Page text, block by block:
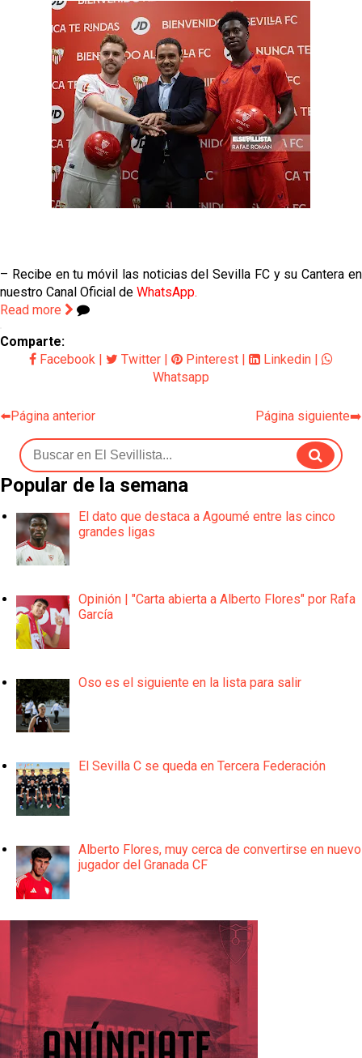
– Recibe en tu móvil las noticias del Sevilla FC y su Cantera en
nuestro Canal Oficial de WhatsApp.
Read more
Comparte:
Facebook
Twitter Pinterest Linkedin
Whatsapp
⬅️Página anterior Página siguiente➡️
Popular de la semana
El dato que destaca a Agoumé entre las cinco
grandes ligas
Opinión | "Carta abierta a Alberto Flores" por Rafa
García
Oso es el siguiente en la lista para salir
El Sevilla C se queda en Tercera Federación
Alberto Flores, muy cerca de convertirse en nuevo
jugador del Granada CF